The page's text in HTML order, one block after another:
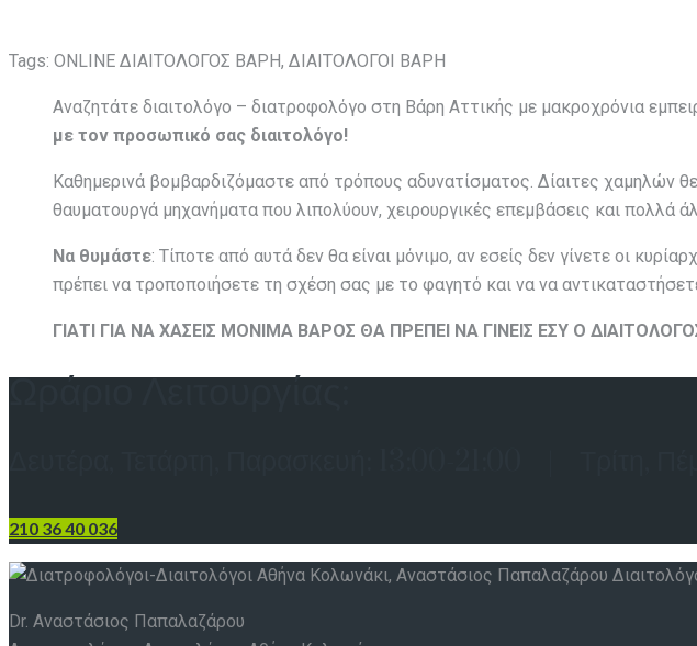
Tags: ONLINE ΔΙΑΙΤΟΛΟΓΟΣ ΒΑΡΗ, ΔΙΑΙΤΟΛΟΓΟΙ ΒΑΡΗ
Αναζητάτε διαιτολόγο – διατροφολόγο στη Βάρη Αττικής με μακροχρόνια
με τον προσωπικό σας διαιτολόγο!
Καθημερινά βομβαρδιζόμαστε από τρόπους αδυνατίσματος. Δίαιτες χαμηλών
θαυματουργά μηχανήματα που λιπολύουν, χειρουργικές επεμβάσεις και πολλά
Να θυμάστε: Τίποτε από αυτά δεν θα είναι μόνιμο, αν εσείς δεν γίνετε οι
πρέπει να τροποποιήσετε τη σχέση σας με το φαγητό και να να
ΓΙΑΤΙ ΓΙΑ ΝΑ ΧΑΣΕΙΣ ΜΟΝΙΜΑ ΒΑΡΟΣ ΘΑ ΠΡΕΠΕΙ ΝΑ ΓΙΝΕΙΣ ΕΣΥ Ο
Ωράριο Λειτουργίας:
210 36 40 036
Dr. Αναστάσιος Παπαλαζάρου